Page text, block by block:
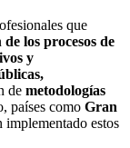
que
de los procesos de
y
de metodologías
países como Gran
implementado estos